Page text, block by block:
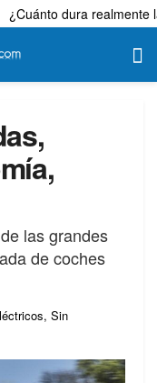
¿Cuánto dura realmente
las grandes
de coches
, Sin